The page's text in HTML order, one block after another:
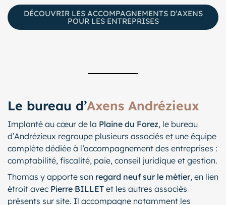
DÉCOUVRIR LES ACCOMPAGNEMENTS D’AXENS
POUR LES ENTREPRISES
Le bureau d’Axens Andrézieux
Implanté au cœur de la Plaine du Forez, le bureau
d’Andrézieux regroupe plusieurs associés et une équipe
complète dédiée à l’accompagnement des entreprises :
comptabilité, fiscalité, paie, conseil juridique et gestion.
Thomas y apporte son regard neuf sur le métier, en lien
étroit avec Pierre BILLET et les autres associés
présents sur site. Il accompagne notamment les